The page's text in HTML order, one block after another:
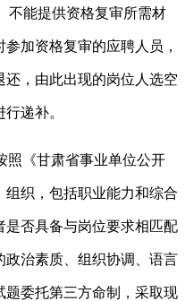
不能提供资格复审所需材
加资格复审的应聘人员，
，由此出现的岗位人选空
递补。
照《甘肃省事业单位公开
织，包括职业能力和综合
否具备与岗位要求相匹配
政治素质、组织协调、语言
委托第三方命制，采取现